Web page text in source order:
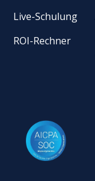
Live-Schulung
ROI-Rechner